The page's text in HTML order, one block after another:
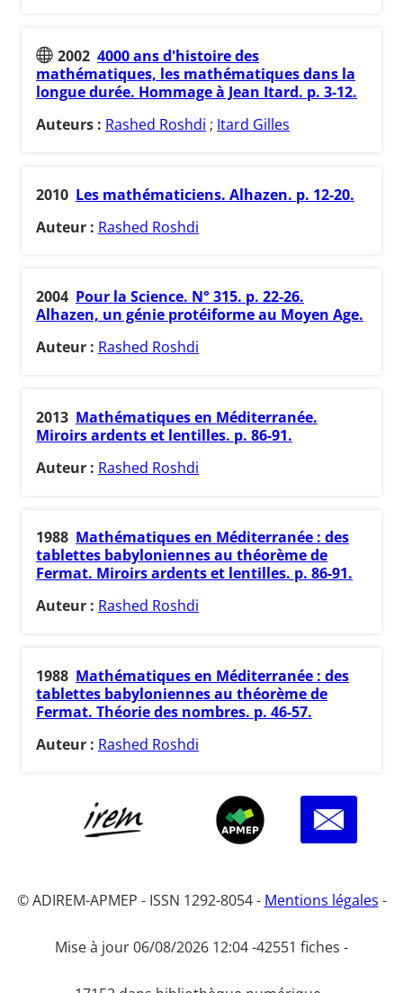
2002 4000 ans d'histoire des
mathématiques, les mathématiques dans la
longue durée. Hommage à Jean Itard. p. 3-12.
Auteurs : Rashed Roshdi ; Itard Gilles
2010 Les mathématiciens. Alhazen. p. 12-20.
Auteur : Rashed Roshdi
2004 Pour la Science. N° 315. p. 22-26.
Alhazen, un génie protéiforme au Moyen Age.
Auteur : Rashed Roshdi
2013 Mathématiques en Méditerranée.
Miroirs ardents et lentilles. p. 86-91.
Auteur : Rashed Roshdi
1988 Mathématiques en Méditerranée : des
tablettes babyloniennes au théorème de
Fermat. Miroirs ardents et lentilles. p. 86-91.
Auteur : Rashed Roshdi
1988 Mathématiques en Méditerranée : des
tablettes babyloniennes au théorème de
Fermat. Théorie des nombres. p. 46-57.
Auteur : Rashed Roshdi
© ADIREM-APMEP - ISSN 1292-8054 - Mentions légales -
Mise à jour 06/08/2026 12:04 -42551 fiches -